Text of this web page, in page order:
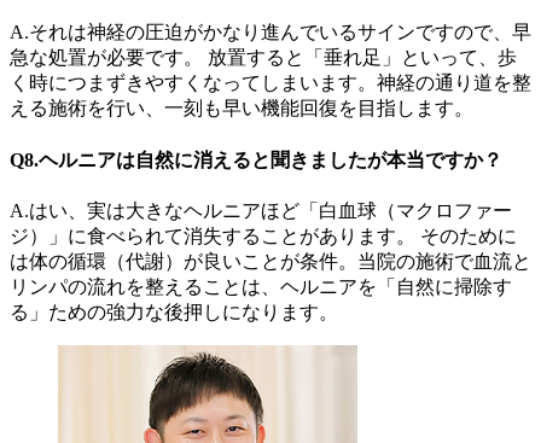
A.それは神経の圧迫がかなり進んでいるサインですので、早
急な処置が必要です。 放置すると「垂れ足」といって、歩
く時につまずきやすくなってしまいます。神経の通り道を整
える施術を行い、一刻も早い機能回復を目指します。
Q8.ヘルニアは自然に消えると聞きましたが本当ですか？
A.はい、実は大きなヘルニアほど「白血球（マクロファー
ジ）」に食べられて消失することがあります。 そのために
は体の循環（代謝）が良いことが条件。当院の施術で血流と
リンパの流れを整えることは、ヘルニアを「自然に掃除す
る」ための強力な後押しになります。